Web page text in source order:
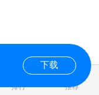
排行 推荐
下载
0.086595s